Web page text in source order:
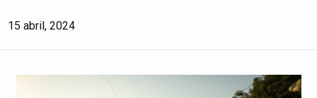
15 abril, 2024